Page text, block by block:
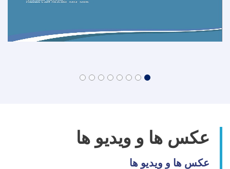
عکس ها و ویدیو ها
عکس ها و ویدیو ها